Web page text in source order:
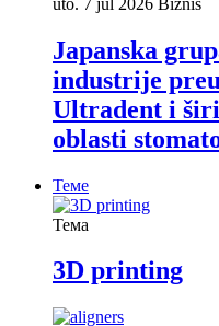
Japanska
industrije
Ultradent i širi
oblasti
Теме
Тема
3D printing